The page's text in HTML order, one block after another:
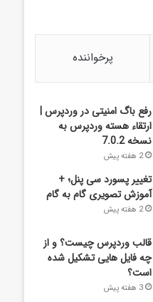
پرخواننده
رفع باگ امنیتی در وردپرس |
ارتقاء هسته وردپرس به
نسخه 7.0.2
2 هفته پیش
تغییر پسورد سی پنل؛ +
آموزش تصویری گام به گام
2 هفته پیش
قالب وردپرس چیست؟ و از
چه فایل­ هایی تشکیل شده
است؟
3 هفته پیش